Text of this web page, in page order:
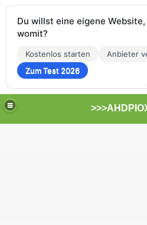
Du willst eine eigene
womit?
Kostenlos starten
Anbieter
Zum Test 2026